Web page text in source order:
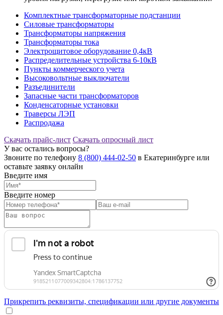
Комплектные трансформаторные подстанции
Силовые трансформаторы
Трансформаторы напряжения
Трансформаторы тока
Электрощитовое оборудование 0,4кВ
Распределительные устройства 6-10кВ
Пункты коммерческого учета
Высоковольтные выключатели
Разъединители
Запасные части трансформаторов
Конденсаторные установки
Траверсы ЛЭП
Распродажа
Скачать прайс-лист Скачать опросный лист
У вас остались вопросы?
Звоните по телефону 8 (800) 444-02-50 в Екатеринбурге или
оставьте заявку онлайн
Введите имя
Введите номер
Прикрепить реквизиты, спецификации или другие документы